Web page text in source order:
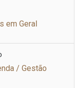
em Geral
/ Gestão